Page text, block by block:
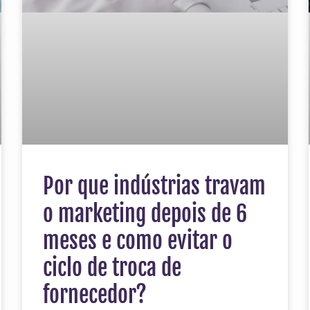
Por que indústrias travam
o marketing depois de 6
meses e como evitar o
ciclo de troca de
fornecedor?